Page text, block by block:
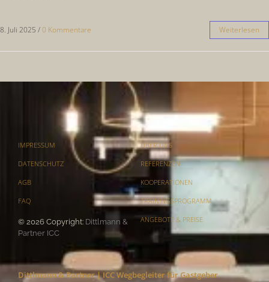
8. Juli 2025 /0 Kommentare Weiterlesen
IMPRESSUM
DATENSCHUTZ
AGB
FAQ
© 2026 Copyright: Dittlmann &
Partner ICC
ÜBER UNS
REFERENZEN
KOOPERATIONEN
TRAININGSPROGRAMM
ANGEBOTE & PREISE
Dittlmann & Partner | ICC Wegbegleiter für Gastgeber